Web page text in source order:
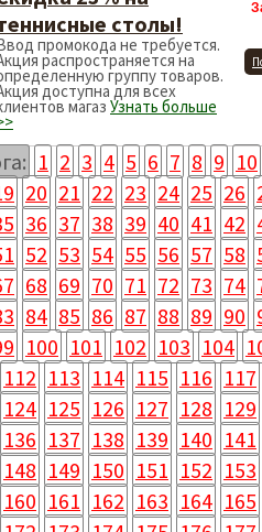
столы!
промокода не требуется.
распространяется на
группу товаров.
доступна для всех
магаз Узнать больше
1 2 3 4 5 6 7 8 9 10
20 21 22 23 24 25 26
36 37 38 39 40 41 42
52 53 54 55 56 57 58
68 69 70 71 72 73 74
84 85 86 87 88 89 90
100 101 102 103 104
112 113 114 115 116 117
124 125 126 127 128 129
136 137 138 139 140 141
148 149 150 151 152 153
160 161 162 163 164 165